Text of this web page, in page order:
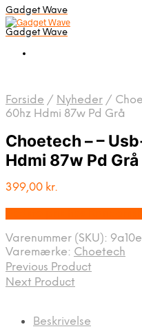
Gadget Wave
Gadget Wave
Forside / Nyheder /
60hz Hdmi 87w Pd Grå
Choetech – –
Hdmi 87w Pd Grå
399,00 kr.
Varenummer (SKU):
Varemærke: Choetech
Previous Product
Next Product
Beskrivelse